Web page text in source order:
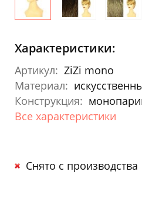
Характеристики:
Артикул: ZiZi mono
Материал:
Конструкция:
Все характеристики
Снято с производства